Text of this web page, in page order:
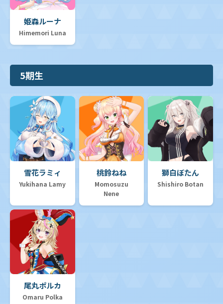
姫森ルーナ
Himemori Luna
5期生
雪花ラミィ
Yukihana Lamy
桃鈴ねね
Momosuzu
Nene
獅白ぼたん
Shishiro Botan
尾丸ポルカ
Omaru Polka